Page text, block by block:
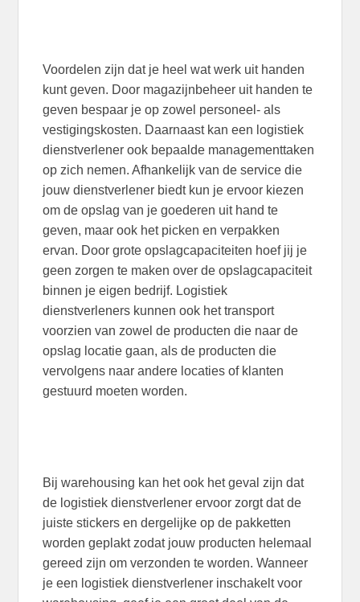
Voordelen zijn dat je heel wat werk uit handen
kunt geven. Door magazijnbeheer uit handen te
geven bespaar je op zowel personeel- als
vestigingskosten. Daarnaast kan een logistiek
dienstverlener ook bepaalde managementtaken
op zich nemen. Afhankelijk van de service die
jouw dienstverlener biedt kun je ervoor kiezen
om de opslag van je goederen uit hand te
geven, maar ook het picken en verpakken
ervan. Door grote opslagcapaciteiten hoef jij je
geen zorgen te maken over de opslagcapaciteit
binnen je eigen bedrijf. Logistiek
dienstverleners kunnen ook het transport
voorzien van zowel de producten die naar de
opslag locatie gaan, als de producten die
vervolgens naar andere locaties of klanten
gestuurd moeten worden.
Bij warehousing kan het ook het geval zijn dat
de logistiek dienstverlener ervoor zorgt dat de
juiste stickers en dergelijke op de pakketten
worden geplakt zodat jouw producten helemaal
gereed zijn om verzonden te worden. Wanneer
je een logistiek dienstverlener inschakelt voor